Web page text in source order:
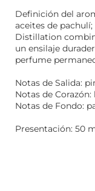
Definición del
aceites de
Distillation
un ensilaje
perfume
Notas de Salida:
Notas de
Notas de Fondo:
Presentación: 50